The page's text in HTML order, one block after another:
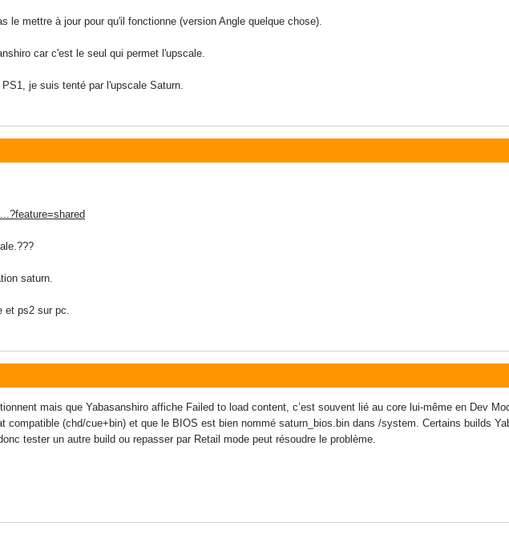
le mettre à jour pour qu'il fonctionne (version Angle quelque chose).
car c'est le seul qui permet l'upscale.
je suis tenté par l'upscale Saturn.
saturn.
et ps2 sur pc.
mais que Yabasanshiro affiche Failed to load content, c’est souvent lié au core lui-même en Dev
compatible (chd/cue+bin) et que le BIOS est bien nommé saturn_bios.bin dans /system. Certains builds
tester un autre build ou repasser par Retail mode peut résoudre le problème.